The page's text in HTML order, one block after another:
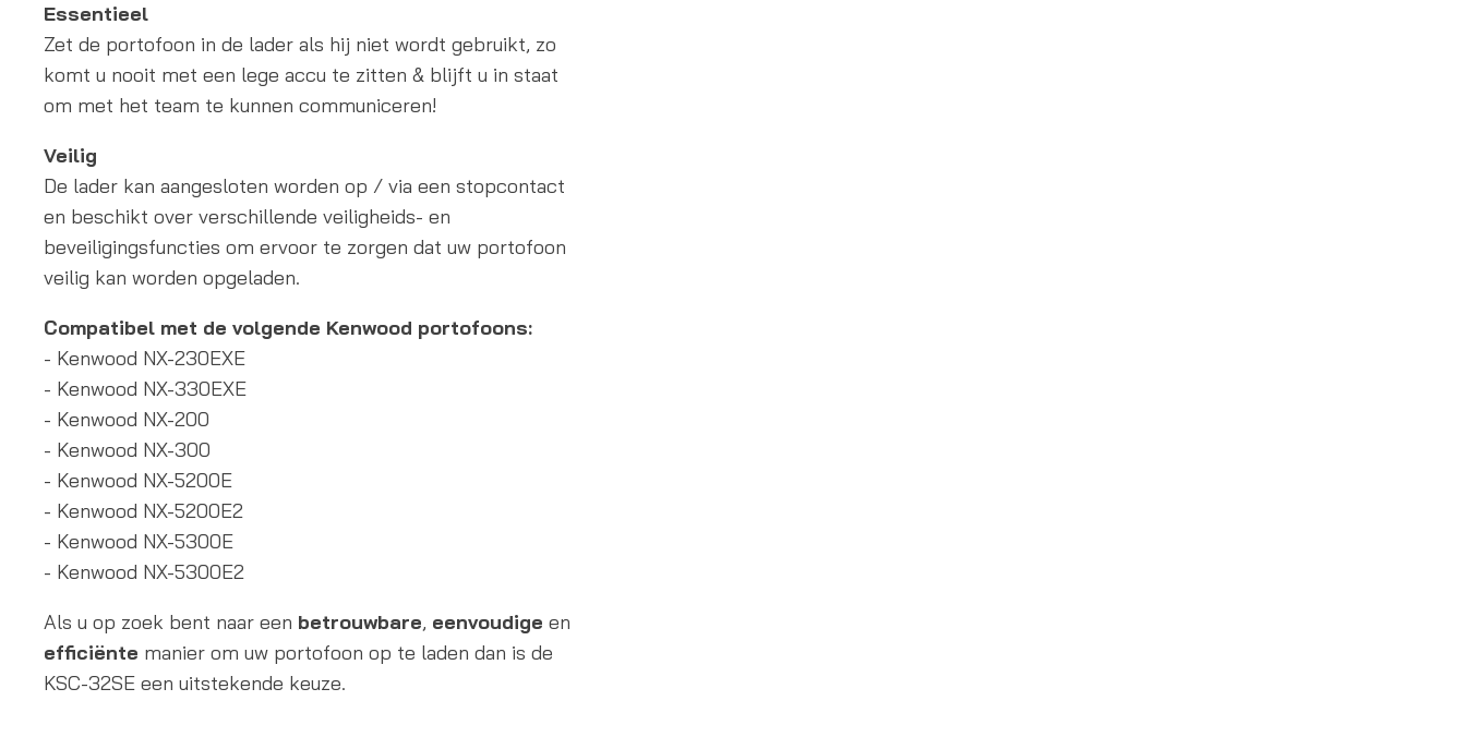
Essentieel
Zet de portofoon in de lader als hij niet wordt gebruikt, zo
komt u nooit met een lege accu te zitten & blijft u in staat
om met het team te kunnen communiceren!
Veilig
De lader kan aangesloten worden op / via een stopcontact
en beschikt over verschillende veiligheids- en
beveiligingsfuncties om ervoor te zorgen dat uw portofoon
veilig kan worden opgeladen.
Compatibel met de volgende Kenwood portofoons:
- Kenwood NX-230EXE
- Kenwood NX-330EXE
- Kenwood NX-200
- Kenwood NX-300
- Kenwood NX-5200E
- Kenwood NX-5200E2
- Kenwood NX-5300E
- Kenwood NX-5300E2
Als u op zoek bent naar een betrouwbare, eenvoudige en
efficiënte manier om uw portofoon op te laden dan is de
KSC-32SE een uitstekende keuze.